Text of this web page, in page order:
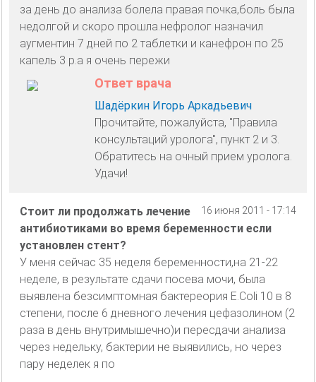
за день до анализа болела правая почка,боль была
недолгой и скоро прошла.нефролог назначил
аугментин 7 дней по 2 таблетки и канефрон по 25
капель 3 р.а я очень пережи
Ответ врача
Шадёркин Игорь Аркадьевич
Прочитайте, пожалуйста, "Правила
консультаций уролога", пункт 2 и 3.
Обратитесь на очный прием уролога.
Удачи!
16 июня 2011 - 17:14
Стоит ли продолжать лечение
антибиотиками во время беременности если
установлен стент?
У меня сейчас 35 неделя беременности,на 21-22
неделе, в результате сдачи посева мочи, была
выявлена безсимптомная бактереория E.Coli 10 в 8
степени, после 6 дневного лечения цефазолином (2
раза в день внутримышечно)и пересдачи анализа
через недельку, бактерии не выявились, но через
пару неделек я по